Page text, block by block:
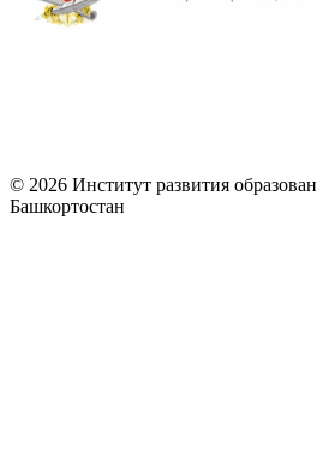
© 2026 Институт развития
Башкортостан